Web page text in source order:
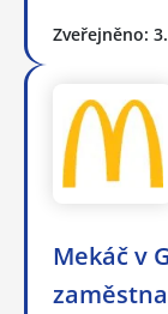
Zveřejněno:
Mekáč v